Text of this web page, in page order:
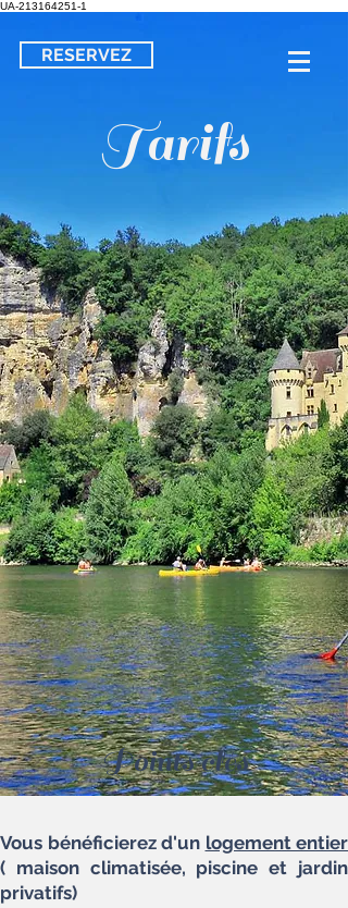
UA-213164251-1
RESERVEZ
Tarifs
Points clés
Vous bénéficierez d'un logement entier
( maison climatisée, piscine et jardin
privatifs)